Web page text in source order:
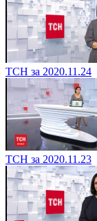
ТСН за 2020.11.24
ТСН за 2020.11.23